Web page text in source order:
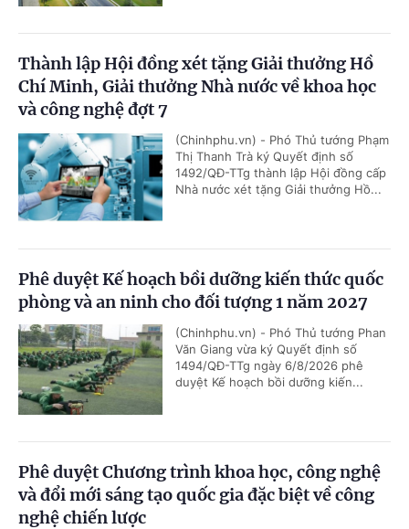
Thành lập Hội đồng xét tặng Giải thưởng Hồ
Chí Minh, Giải thưởng Nhà nước về khoa học
và công nghệ đợt 7
(Chinhphu.vn) - Phó Thủ tướng Phạm
Thị Thanh Trà ký Quyết định số
1492/QĐ-TTg thành lập Hội đồng cấp
Nhà nước xét tặng Giải thưởng Hồ...
Phê duyệt Kế hoạch bồi dưỡng kiến thức quốc
phòng và an ninh cho đối tượng 1 năm 2027
(Chinhphu.vn) - Phó Thủ tướng Phan
Văn Giang vừa ký Quyết định số
1494/QĐ-TTg ngày 6/8/2026 phê
duyệt Kế hoạch bồi dưỡng kiến...
Phê duyệt Chương trình khoa học, công nghệ
và đổi mới sáng tạo quốc gia đặc biệt về công
nghệ chiến lược